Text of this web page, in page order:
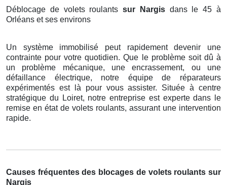
Déblocage de volets roulantssur Nargis dans le 45 à
Orléans et ses environs
Un système immobilisé peut rapidement devenir une
contrainte pour votre quotidien. Que le problème soit dû à
un problème mécanique, une encrassement, ou une
défaillance électrique, notre équipe de réparateurs
expérimentés est là pour vous assister. Située à centre
stratégique du Loiret, notre entreprise est experte dans le
remise en état de volets roulants, assurant une intervention
rapide.
Causes fréquentes des blocages de volets roulants sur
Nargis